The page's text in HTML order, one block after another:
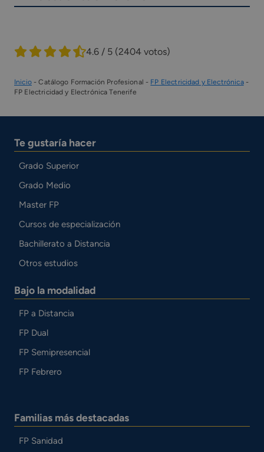
4.6 / 5 (2404 votos)
Inicio-Catálogo Formación Profesional - FP Electricidad y Electrónica-
FP Electricidad y Electrónica Tenerife
Te gustaría hacer
Grado Superior
Grado Medio
Master FP
Cursos de especialización
Bachillerato a Distancia
Otros estudios
Bajo la modalidad
FP a Distancia
FP Dual
FP Semipresencial
FP Febrero
Familias más destacadas
FP Sanidad